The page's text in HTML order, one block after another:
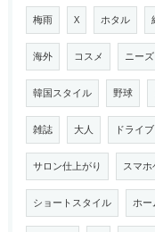
梅雨 X ホタル
海外 コスメ ニーズ
韓国スタイル 野球
雑誌 大人 ドライブ
サロン仕上がり スマホ
ショートスタイル ホー